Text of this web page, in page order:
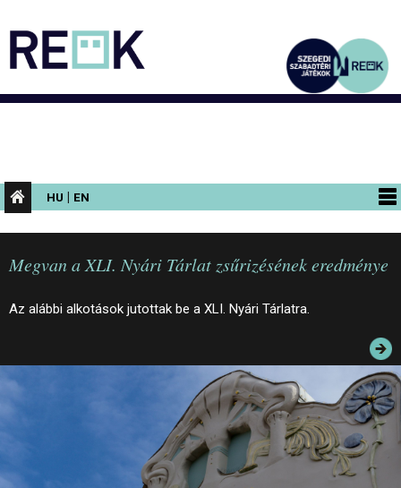
HU | EN
PROGRAMOK
KIÁLLÍTÁSOK
AZ ÉPÜLET
KONFERENCIA
JEGYEK
ELÉRHETŐSÉG
Megvan a XLI. Nyári Tárlat zsűrizésének eredménye
Az alábbi alkotások jutottak be a XLI. Nyári Tárlatra.